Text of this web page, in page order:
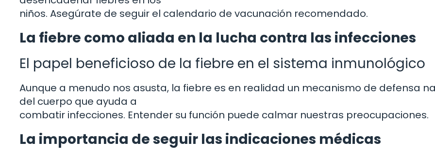
niños. Asegúrate de seguir el calendario de vacunación recomendado.
La fiebre como aliada en la lucha contra las infecciones
El papel beneficioso de la fiebre en el sistema inmunológico
Aunque a menudo nos asusta, la fiebre es en realidad un mecanismo de defensa
del cuerpo que ayuda a
combatir infecciones. Entender su función puede calmar nuestras preocupaciones.
La importancia de seguir las indicaciones médicas